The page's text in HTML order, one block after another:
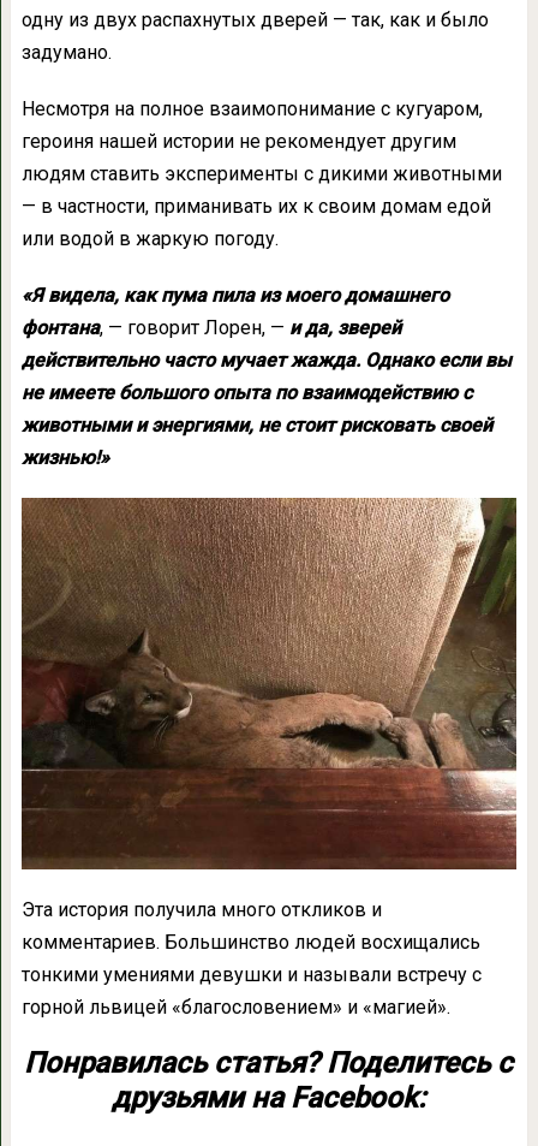
одну из двух распахнутых дверей — так, как и было
задумано.
Несмотря на полное взаимопонимание с кугуаром,
героиня нашей истории не рекомендует другим
людям ставить эксперименты с дикими животными
— в частности, приманивать их к своим домам едой
или водой в жаркую погоду.
«Я видела, как пума пила из моего домашнего
фонтана, — говорит Лорен, — и да, зверей
действительно часто мучает жажда. Однако если вы
не имеете большого опыта по взаимодействию с
животными и энергиями, не стоит рисковать своей
жизнью!»
Эта история получила много откликов и
комментариев. Большинство людей восхищались
тонкими умениями девушки и называли встречу с
горной львицей «благословением» и «магией».
Понравилась статья? Поделитесь с
друзьями на Facebook: